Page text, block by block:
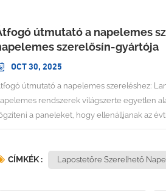
útmutató a napelemes
szerelősín-gyártója
OCT 30, 2025
hogyan lehet biztonságosan rögzíteni a paneleket, hogy ellenálljanak az évtizedekig tartó környezeti kihívásoknak, miközben optimális teljesítményt nyújtanak? A válasz a speciális gyártókban rejlik, akik elsajátították a napelemes rögzítősínek művészetét és tudományát. Mivel a napelemes PV rögzítőrendszerek piaca 2025-re eléri a 43,89 milliárd USD-t, és várhatóan 2030-ra eléri az 55,14 milliárd USD-t, 4,67%-os éves összetett növekedési rátával (CAGR), a megbízható szerelési megoldások iránti kereslet minden eddiginél nagyobb. Az iparág vezetői között, amelyek ezt a növekvő igényt kielégítik, ott van a Xiamen Landpower Solar Technology Co., Ltd., amelyet a ... Globálisan vezető napelemes szerelősín-gyár több mint 12 éves speciális gyártási tapasztalattal.A napelemes szerelés alapjainak megértése: A teljes keretrendszerA napelemes rögzítőrendszerek a fotovoltaikus telepítések szerkezeti alapját képezik, biztonságosan rögzítve a paneleket a tetőkhöz, a talajszerkezetekhez vagy a speciális rögzítőplatformokhoz. A rögzítőrendszer megválasztása közvetlenül befolyásolja a telepítés hatékonyságát, a hosszú távú tartósságot és a projekt általános gazdaságosságát.Napelemes rögzítőrendszerek típusai: Műszaki áttekintésA napelemes szerelési környezet számos különböző megközelítést foglal magában, amelyek mindegyike adott alkalmazásokhoz és környezeti feltételekhez lett kifejlesztve:Sínes rögzítőrendszerekSínes telepítések esetén a fém síneket a tetőhöz rögzítik, a napelemeket pedig a sínekhez rögzítik, hogy a helyükön tartsák azokat. Ez a hagyományos megközelítés kiváló rugalmasságot kínál a panelek elrendezésében, és leegyszerűsíti a karbantartási hozzáférést. A sínes rendszerek alumínium vagy acél síneket használnak, amelyek egyenletesen osztják el a terhelést több rögzítési ponton.Sín nélküli rögzítőrendszerekA sín nélküli rendszerek közvetlenül a tetőhöz rögzítik az alkatrészeket a panelek megtartásához, közbenső sínszerkezetek nélkül. Ez a megközelítés csökkenti az anyagköltségeket és a telepítési időt, de a telepítés során pontos pozicionálást igényel.Talajra szerelhető rendszerekA közmű- és nagyméretű kereskedelmi telepítésekhez tervezett talajra szerelhető rendszerek optimális panelelrendezést és egyszerűsített karbantartási hozzáférést biztosítanak. Ezek a rendszerek különféle alapozási típusokhoz illeszkednek, a beton alapozásoktól a leterhelt kialakításokig.Állítható rögzítőrendszerekAz állítható sínre szerelhető készletek rugalmasságot kínálnak a dőlésszögek beállításához, lehetővé téve az optimalizálást az évszakos változásokhoz vagy az adott teljesítménykövetelményekhez. Ezek a rendszerek a napelemek precíz pozicionálásával fokozott energiahozamot biztosítanak.Kritikus tervezési szempontok a sikeres szerelés érdekébenA professzionális rögzítőrendszer kiválasztása számos tényező gondos mérlegelését igényli:Szerkezeti terhelési követelményekA megfelelően telepített napelemes rögzítőrendszerek 160-290 km/h sebességű szélnek is ellenállnak, a tervezési minőségtől és a telepítési szabványoktól függően. A mérnököknek figyelembe kell venniük az állandó terheléseket, az élő terheléseket, a szél felszívó erejét és a szeizmikus erőket a rögzítőelemek meghatározásakor.AnyagválasztásÁltalában nagy szilárdságú alumíniumötvözetből vagy horganyzott acélból készül, jó teherbírással és időjárásállósággal. Az anyagválasztás befolyásolja a korrózióállóságot, a hőtágulást és a hosszú távú szerkezeti integritást.Telepítési hatékonyságA lakossági napelemes rendszerek telepítési folyamata jellemzően 1-3 napot vesz igénybe, a rendszer méretétől, a tető bonyolultságától és az időjárási viszonyoktól függően. A rendszer tervezésének egyensúlyt kell teremtenie a szerkezeti teljesítmény és a telepítés praktikussága között.A piaci dinamika a szerelőinnováció mozgatórugójaA rögzítőrendszerek iparága a szélesebb körű napelemes piaci trendeket tükrözi, a telepítések száma lépést tart a globális napelemes kapacitással, amely 2024-ben elérte a 600 GW-ot. Ez a hatalmas kapacitásbővítés jelentős keresletet teremt az olyan szerelési megoldások iránt, amelyek ötvözik a teljesítményt, a megbízhatóságot és a költséghatékonyságot.A regionális piaci eltérések befolyásolják a rögzítőrendszerek
CÍMKÉK : Lapostetőre Szerelhető